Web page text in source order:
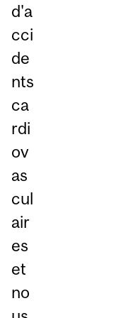
d'a
cci
de
nts
ca
rdi
ov
as
cul
air
es
et
no